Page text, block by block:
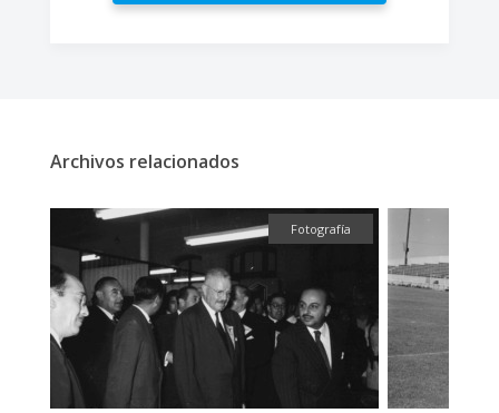
Archivos relacionados
Fotografía